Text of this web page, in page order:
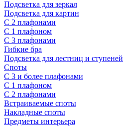
Подсветка для зеркал
Подсветка для картин
С 2 плафонами
С 1 плафоном
С 3 плафонами
Гибкие бра
Подсветка для лестниц и ступеней
Споты
С 3 и более плафонами
С 1 плафоном
С 2 плафонами
Встраиваемые споты
Накладные споты
Предметы интерьера